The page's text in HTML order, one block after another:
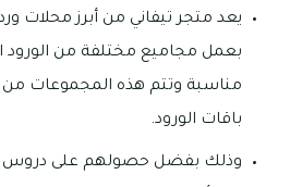
يعد متجر تيفاني من أبرز محلات
بعمل مجاميع مختلفة من الورود
مناسبة وتتم هذه المجموعات من
باقات الورود.
وذلك بفضل حصولهم على دروس